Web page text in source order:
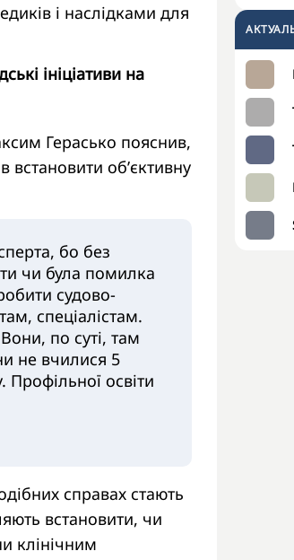
і наслідками для
ініціативи на
Герасько пояснив,
об’єктивну
бо без
чи була помилка
судово-
спеціалістам.
по суті, там
не вчилися 5
Профільної освіти
справах стають
встановити, чи
клінічним